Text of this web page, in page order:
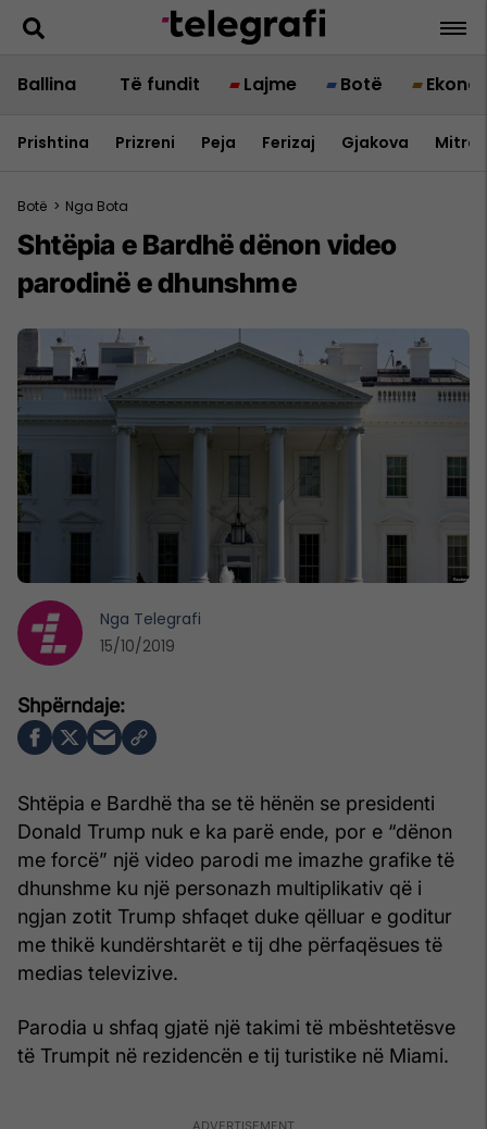
Ballina Të fundit Lajme Botë
Prishtina Prizreni Peja Ferizaj Gjakova
Botë > Nga Bota
Shtëpia e Bardhë dënon video
parodinë e dhunshme
Shtëpia e Bardhë tha se të hënën se presidenti
Donald Trump nuk e ka parë ende, por e “dënon
me forcë” një video parodi me imazhe grafike të
dhunshme ku një personazh multiplikativ që i
ngjan zotit Trump shfaqet duke qëlluar e goditur
me thikë kundërshtarët e tij dhe përfaqësues të
medias televizive.
Parodia u shfaq gjatë një takimi të mbështetësve
të Trumpit në rezidencën e tij turistike në Miami.
Nga Telegrafi
15/10/2019